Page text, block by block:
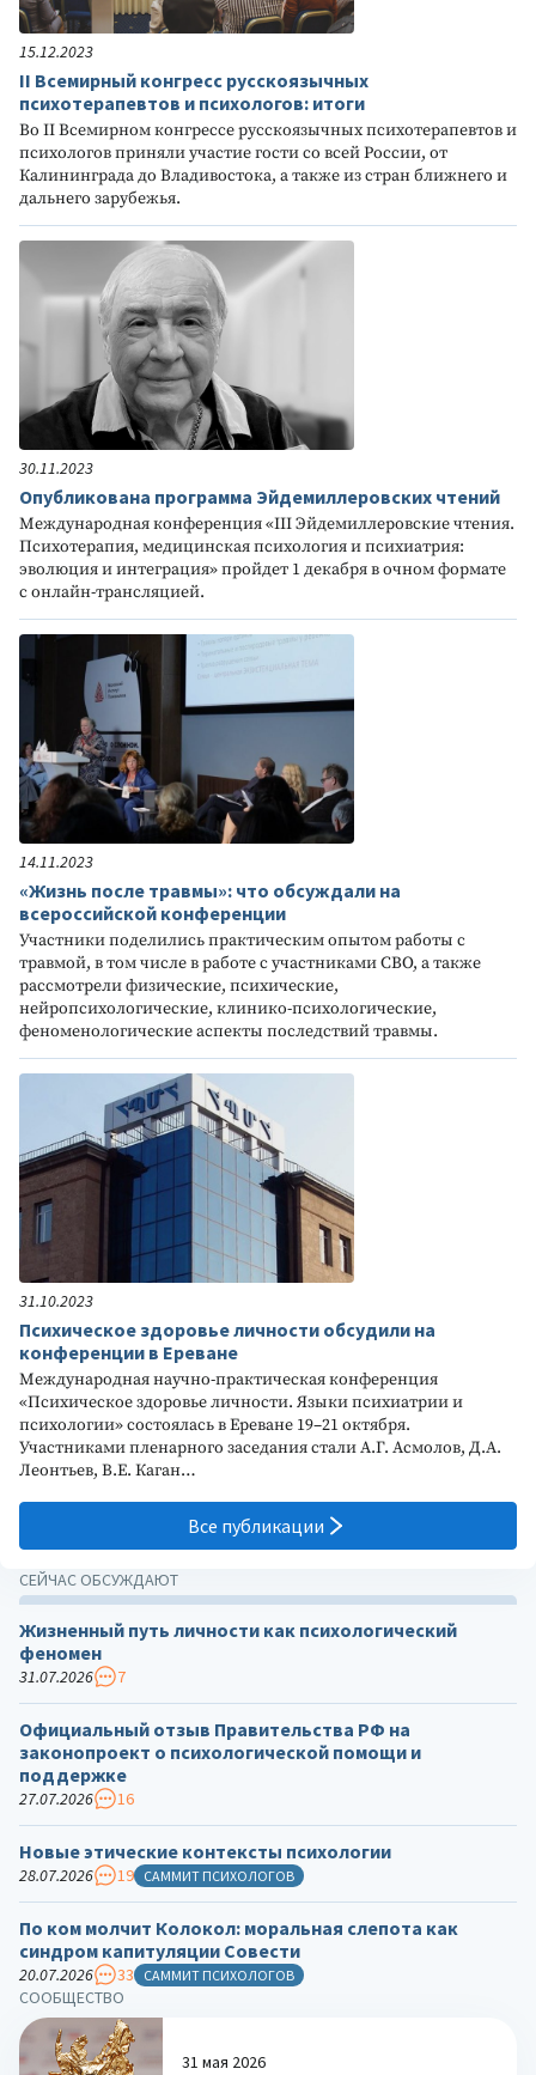
15.12.2023
II Всемирный конгресс русскоязычных
психотерапевтов и психологов: итоги
Во II Всемирном конгрессе русскоязычных психотерапевтов и
психологов приняли участие гости со всей России, от
Калининграда до Владивостока, а также из стран ближнего и
дальнего зарубежья.
30.11.2023
Опубликована программа Эйдемиллеровских чтений
Международная конференция «III Эйдемиллеровские чтения.
Психотерапия, медицинская психология и психиатрия:
эволюция и интеграция» пройдет 1 декабря в очном формате
с онлайн-трансляцией.
14.11.2023
«Жизнь после травмы»: что обсуждали на
всероссийской конференции
Участники поделились практическим опытом работы с
травмой, в том числе в работе с участниками СВО, а также
рассмотрели физические, психические,
нейропсихологические, клинико-психологические,
феноменологические аспекты последствий травмы.
31.10.2023
Психическое здоровье личности обсудили на
конференции в Ереване
Международная научно-практическая конференция
«Психическое здоровье личности. Языки психиатрии и
психологии» состоялась в Ереване 19–21 октября.
Участниками пленарного заседания стали А.Г. Асмолов, Д.А.
Леонтьев, В.Е. Каган…
Все публикации
СООБЩЕСТВО
31 мая 2026
СЕЙЧАС ОБСУЖДАЮТ
Жизненный путь личности как психологический
феномен
31.07.2026 7
Официальный отзыв Правительства РФ на
законопроект о психологической помощи и
поддержке
27.07.2026 16
Новые этические контексты психологии
28.07.2026 19 САММИТ ПСИХОЛОГОВ
По ком молчит Колокол: моральная слепота как
синдром капитуляции Совести
20.07.2026 33 САММИТ ПСИХОЛОГОВ